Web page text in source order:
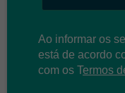
Ao informar os
está de acordo
com os Termos